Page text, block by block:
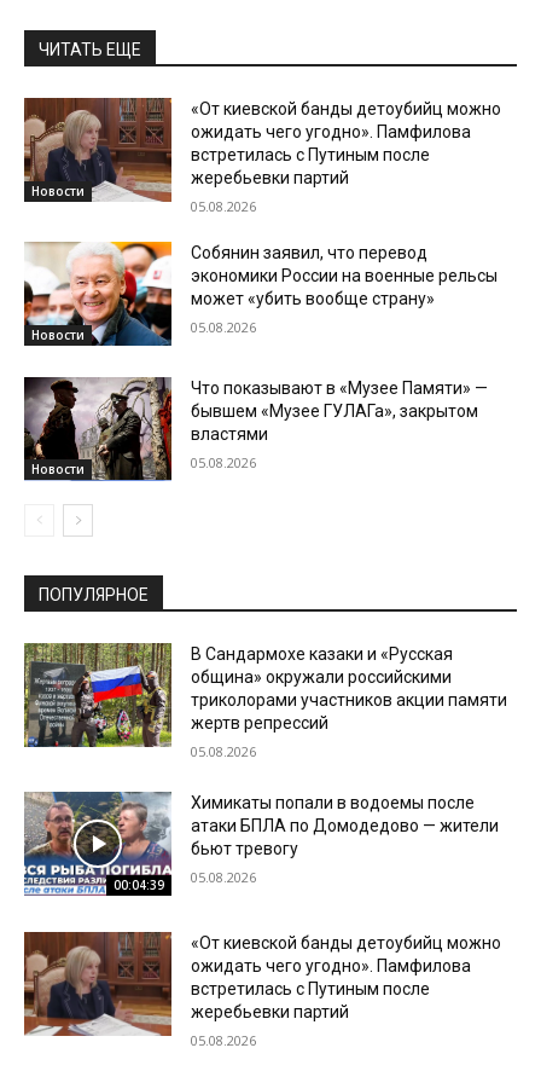
ЧИТАТЬ ЕЩЕ
Новости
«От киевской банды детоубийц можно
ожидать чего угодно». Памфилова
встретилась с Путиным после
жеребьевки партий
05.08.2026
Новости
Собянин заявил, что перевод
экономики России на военные рельсы
может «убить вообще страну»
05.08.2026
Новости
Что показывают в «Музее Памяти» —
бывшем «Музее ГУЛАГа», закрытом
властями
05.08.2026
ПОПУЛЯРНОЕ
В Сандармохе казаки и «Русская
община» окружали российскими
триколорами участников акции памяти
жертв репрессий
05.08.2026
00:04:39
Химикаты попали в водоемы после
атаки БПЛА по Домодедово — жители
бьют тревогу
05.08.2026
«От киевской банды детоубийц можно
ожидать чего угодно». Памфилова
встретилась с Путиным после
жеребьевки партий
05.08.2026